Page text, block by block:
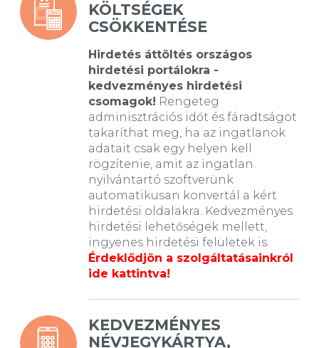
KÖLTSÉGEK
CSÖKKENTÉSE
Hirdetés áttöltés országos
hirdetési portálokra -
kedvezményes hirdetési
csomagok! Rengeteg
adminisztrációs időt és fáradtságot
takaríthat meg, ha az ingatlanok
adatait csak egy helyen kell
rögzítenie, amit az ingatlan
nyilvántartó szoftverünk
automatikusan konvertál a kért
hirdetési oldalakra. Kedvezményes
hirdetési lehetőségek mellett,
ingyenes hirdetési felületek is.
Érdeklődjön a szolgáltatásainkról
ide kattintva!
KEDVEZMÉNYES
NÉVJEGYKÁRTYA,